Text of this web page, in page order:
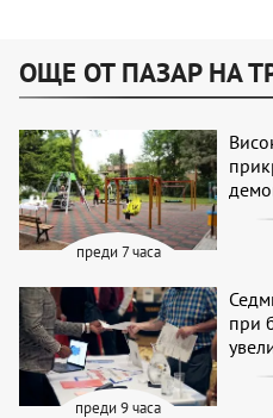
ОЩЕ ОТ ПАЗАР НА
преди 7 часа
преди 9 часа
при